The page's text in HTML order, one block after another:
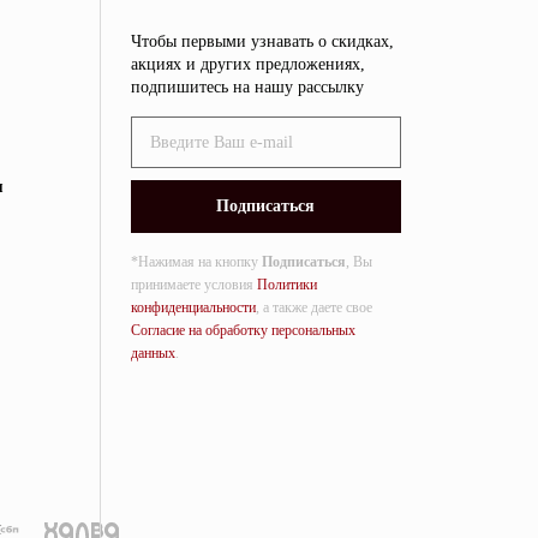
Чтобы первыми узнавать о скидках,
акциях и других предложениях,
подпишитесь на нашу рассылку
*Нажимая на кнопку Подписаться, Вы
принимаете условия Политики
конфиденциальности, а также даете свое
Согласие на обработку персональных
данных.